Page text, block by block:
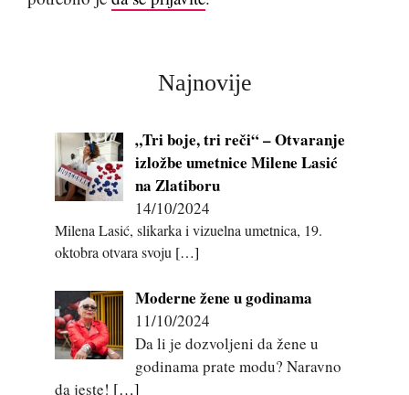
Najnovije
„Tri boje, tri reči“ – Otvaranje
izložbe umetnice Milene Lasić
na Zlatiboru
14/10/2024
Milena Lasić, slikarka i vizuelna umetnica, 19.
oktobra otvara svoju […]
Moderne žene u godinama
11/10/2024
Da li je dozvoljeni da žene u
godinama prate modu? Naravno
da jeste! […]